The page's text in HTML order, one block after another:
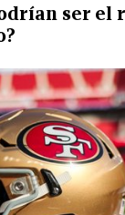
ser el